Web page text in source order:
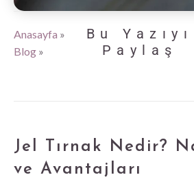
Anasayfa »
Blog »
Bu Yazıyı
Paylaş
Jel Tırnak Nedir?
ve Avantajları